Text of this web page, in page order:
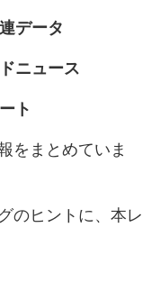
データ
ニュース
ト
をまとめていま
のヒントに、本レ